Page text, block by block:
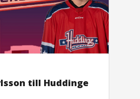
till Huddinge